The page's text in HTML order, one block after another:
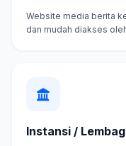
Website media berita
dan mudah diakses
Instansi /